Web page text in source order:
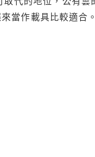
當作載具比較適合。